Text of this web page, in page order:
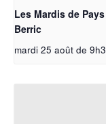
Les Mardis de
Berric
mardi 25 août de